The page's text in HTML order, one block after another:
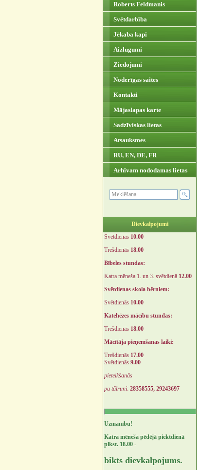
Roberts Feldmanis
Svētdarbība
Jēkaba kapi
Aizlūgumi
Ziedojumi
Noderīgas saites
Kontakti
Mājaslapas karte
Sadzīviskas lietas
Atsauksmes
RU, EN, DE, FR
Arhīvam nododamas lietas
Dievkalpojumi
Svētdienās 10.00
Trešdienās 18.00
Bībeles stundas:
Katra mēneša 1. un 3. svētdienā 12.00
Svētdienas skola bērniem:
Svētdienās 10.00
Katehēzes mācību stundas:
Trešdienās 18.00
Mācītāja pieņemšanas laiki:
Trešdienās 17.00
Svētdienās 9.00
pieteikšanās
pa tālruni: 28358555, 29243697
Uzmanību!
Katra mēneša pēdējā piektdienā
plkst. 18.00 -
bikts dievkalpojums.